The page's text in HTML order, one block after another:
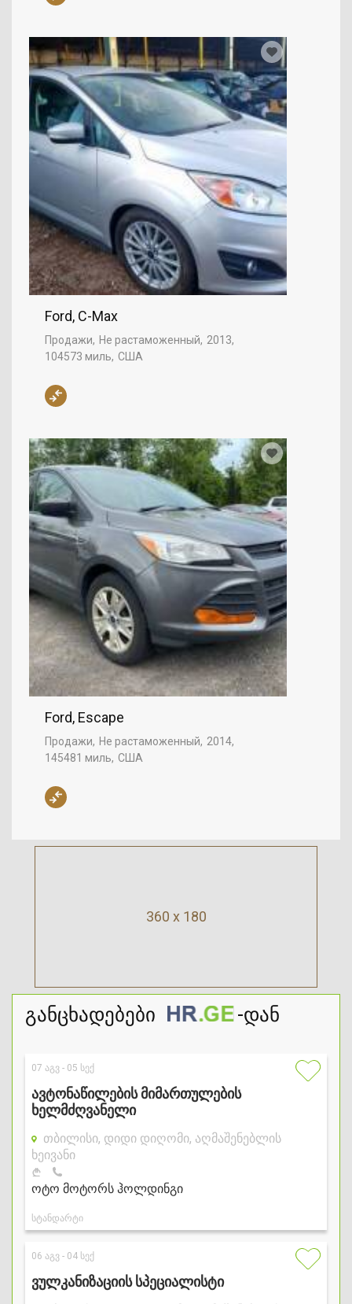
Ford, C-Max
Продажи Не растаможенный
2013
104573 миль США
Ford, Escape
Продажи Не растаможенный
2014
145481 миль США
360 x 180